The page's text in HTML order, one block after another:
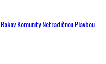
Komunity Netradičnou Plavbou